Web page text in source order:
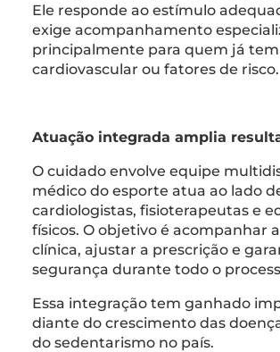
Ele responde ao estímulo
exige acompanhamento
principalmente para quem já
cardiovascular ou fatores de risco.
Atuação integrada amplia
O cuidado envolve equipe
médico do esporte atua ao lado
cardiologistas, fisioterapeutas e
físicos. O objetivo é acompanhar
clínica, ajustar a prescrição e
segurança durante todo o
Essa integração tem ganhado
diante do crescimento das
do sedentarismo no país.